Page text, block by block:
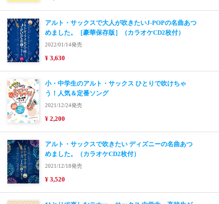
アルト・サックスで大人が吹きたいJ-POPの名曲あつ
めました。［豪華保存版］（カラオケCD2枚付）
2022/01/14発売
¥ 3,630
小・中学生のアルト・サックス ひとりで吹けちゃ
う！人気＆定番ソング
2021/12/24発売
¥ 2,200
アルト・サックスで吹きたい ディズニーの名曲あつ
めました。（カラオケCD2枚付）
2021/12/18発売
¥ 3,520